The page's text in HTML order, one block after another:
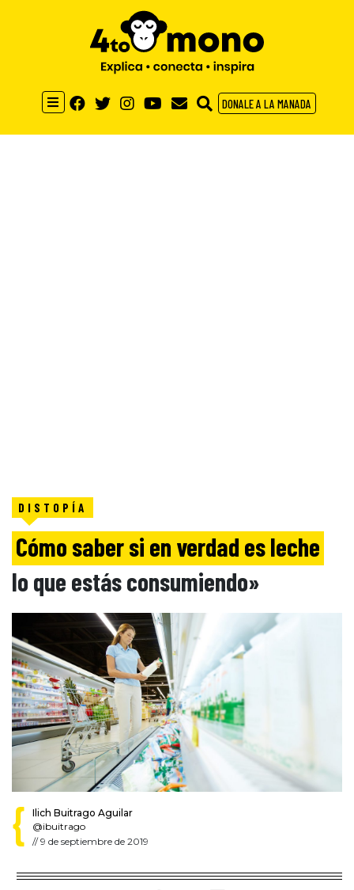
DONALE A LA MANADA
DISTOPÍA
Cómo saber si en verdad es leche
lo que estás consumiendo»
Ilich Buitrago Aguilar
@ibuitrago
//9 de septiembre de 2019